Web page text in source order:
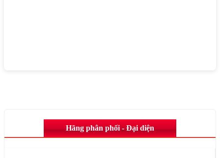
Hãng phân phối - Đại diện